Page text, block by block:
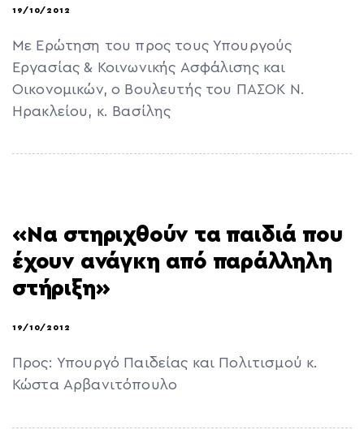
19/10/2012
Με Ερώτηση του προς τους Υπουργούς
Εργασίας & Κοινωνικής Ασφάλισης και
Οικονομικών, ο Βουλευτής του ΠΑΣΟΚ Ν.
Ηρακλείου, κ. Βασίλης
«Να στηριχθούν τα παιδιά που
έχουν ανάγκη από παράλληλη
στήριξη»
19/10/2012
Προς: Υπουργό Παιδείας και Πολιτισμού κ.
Κώστα Αρβανιτόπουλο